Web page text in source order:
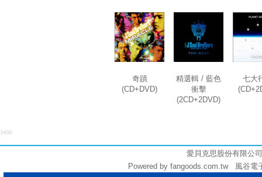
奇蹟
(CD+DVD)
精選輯 / 藍色
衝擊
(2CD+2DVD)
七大
3400
愛貝克思股份有限
Powered by fangoods.com.tw 風谷電子商